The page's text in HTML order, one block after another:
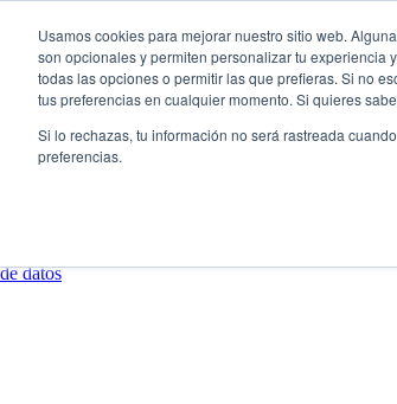
Usamos cookies para mejorar nuestro sitio web.
son opcionales y permiten personalizar tu experiencia
todas las opciones o permitir las que prefieras. Si no
tus preferencias en cualquier momento. Si quieres
Si lo rechazas, tu información no será rastreada
preferencias.
datos